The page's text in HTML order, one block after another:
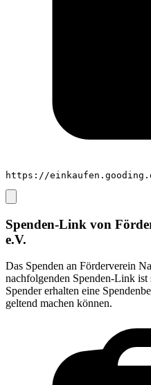
https://
Spenden-Link von
e.V.
Das Spenden an Förderverein
nachfolgenden Spenden-Link
Spender erhalten eine
geltend machen können.